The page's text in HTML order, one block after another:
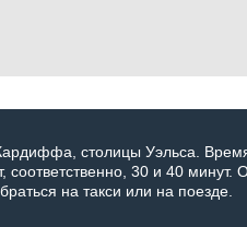
столицы Уэльса.
30 и 40 минут.
на такси или на поезде.